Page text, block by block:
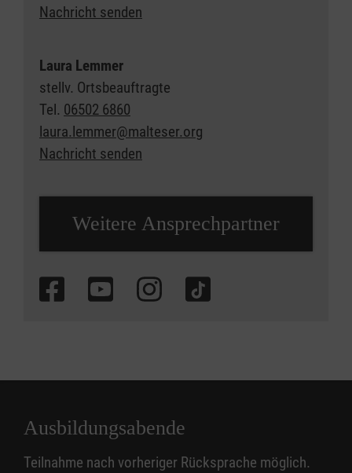
Nachricht senden
Laura Lemmer
stellv. Ortsbeauftragte
Tel. 06502 6860
laura.lemmer@malteser.org
Nachricht senden
Weitere Ansprechpartner
Ausbildungsabende
Teilnahme nach vorheriger Rücksprache möglich.